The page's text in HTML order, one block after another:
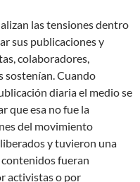
las tensiones dentro
sus publicaciones y
colaboradores,
sostenían. Cuando
diaria el medio se
que esa no fue la
del movimiento
y tuvieron una
fueran
activistas o por